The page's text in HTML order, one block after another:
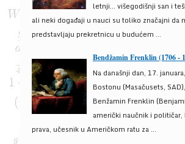
letnji... višegodišnji san i
ali neki događaji u nauci su toliko značajni da
predstavljaju prekretnicu u budućem ...
Bendžamin Frenklin (1706 -
Na današnji dan, 17.
Bostonu (Masačusets,
Benžamin Frenklin
američki naučnik i političar,
prava, učesnik u Američkom ratu za ...